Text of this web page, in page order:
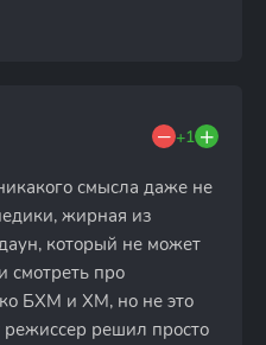
+1
смысла даже не
жирная из
который не может
смотреть про
БХМ и ХМ, но не это
режиссер решил просто